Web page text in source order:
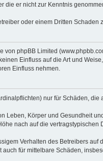
die er nicht zur Kenntnis
oder einem Dritten Schaden
von phpBB Limited
Einfluss auf die Art und
Einfluss nehmen.
nur für Schäden, die
Leben, Körper und Gesundheit
nach auf die vertragstypischen
Verhalten des Betreibers auf
für mittelbare Schäden,